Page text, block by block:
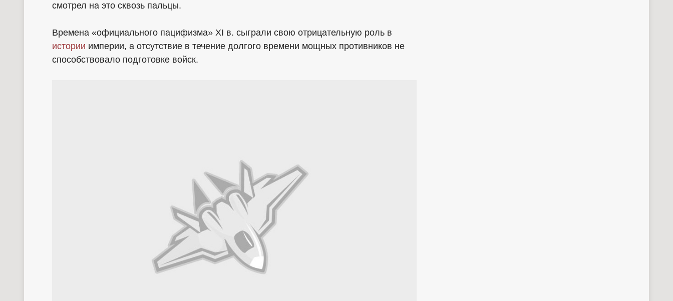
смотрел на это сквозь пальцы.
Времена «официального пацифизма» XI в. сыграли свою отрицательную роль в
истории империи, а отсутствие в течение долгого времени мощных противников не
способствовало подготовке войск.